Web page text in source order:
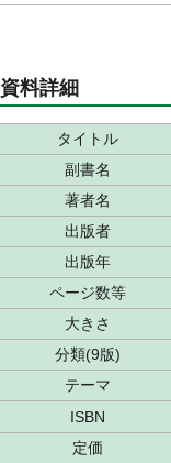
資料詳細
タイトル
副書名
著者名
出版者
出版年
ページ数等
大きさ
分類(9版)
テーマ
ISBN
定価